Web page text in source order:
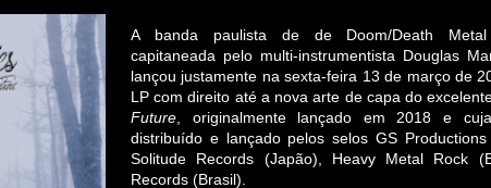
A banda paulista de de Doom/Death Metal
capitaneada pelo multi-instrumentista Douglas
lançou justamente na sexta-feira 13 de março de
LP com direito até a nova arte de capa do
Future , originalmente lançado em 2018 e
distribuído e lançado pelos selos GS
Solitude Records (Japão), Heavy Metal Rock
Records (Brasil).